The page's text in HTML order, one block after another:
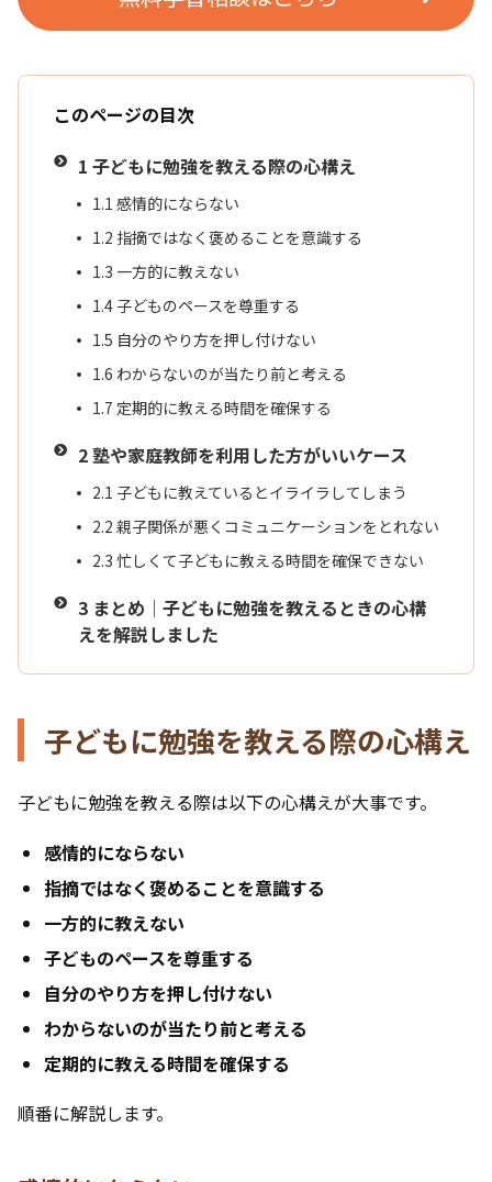
このページの目次
1 子どもに勉強を教える際の心構え
1.1 感情的にならない
1.2 指摘ではなく褒めることを意識する
1.3 一方的に教えない
1.4子どものペースを尊重する
1.5 自分のやり方を押し付けない
1.6 わからないのが当たり前と考える
1.7 定期的に教える時間を確保する
2塾や家庭教師を利用した方がいいケース
2.1 子どもに教えているとイライラしてしまう
2.2 親子関係が悪くコミュニケーションをとれない
2.3 忙しくて子どもに教える時間を確保できない
3 まとめ｜子どもに勉強を教えるときの心構
えを解説しました
子どもに勉強を教える際の心構え
子どもに勉強を教える際は以下の心構えが大事です。
感情的にならない
指摘ではなく褒めることを意識する
一方的に教えない
子どものペースを尊重する
自分のやり方を押し付けない
わからないのが当たり前と考える
定期的に教える時間を確保する
順番に解説します。